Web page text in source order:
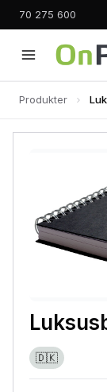
70 275 600
Produkter
🇩🇰